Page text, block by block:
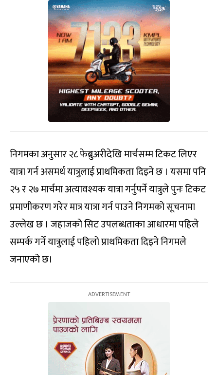
निगमका अनुसार २८ फेब्रुअरीदेखि मार्चसम्म टिकट लिएर
यात्रा गर्न असमर्थ यात्रुलाई प्राथमिकता दिइने छ । यसमा पनि
२५ र २७ मार्चमा अत्यावश्यक यात्रा गर्नुपर्ने यात्रुले पुनः टिकट
प्रमाणीकरण गरेर मात्र यात्रा गर्न पाउने निगमको सूचनामा
उल्लेख छ । जहाजको सिट उपलब्धताका आधारमा पहिले
सम्पर्क गर्ने यात्रुलाई पहिलो प्राथमिकता दिइने निगमले
जनाएको छ।